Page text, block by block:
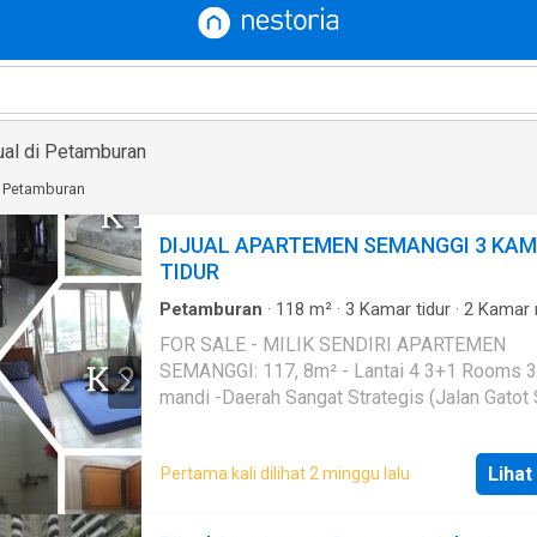
di Petamburan
DIJUAL APARTEMEN SEMANGGI 3
TIDUR
Petamburan · 118 m² · 3 Kamar tidur · 2 Kamar
Balkon·Cctv ·Dapur lengkap·Dapur terpadu
Internet·Keamanan·Keamanan 24 jam·
·Angkat·Listrik ·Secure parking· Rumah jaga·
FOR SALE - MILIK SENDIRI APARTEMEN
SEMANGGI: 117, 8m² - Lantai 4 3+1 Rooms
mandi -Daerah Sangat Strategis (Jalan Gatot
Tol S.Parman -Parkiran Luas - 2 Basement -
FASILITAS: -Resepsionis dan Security 24
Swimming pool -Gym -Taman -Multifunction
Pertama kali dilihat 2 minggu lalu